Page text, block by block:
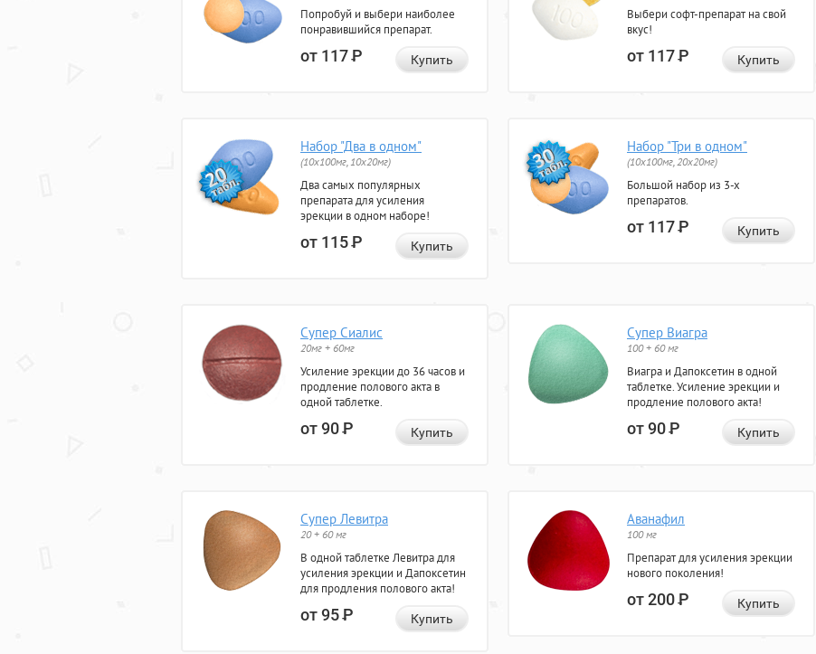
Попробуй и выбери наиболее
понравившийся препарат.
от 117Р Купить
Выбери софт-препарат на свой
вкус!
от 117Р Купить
Набор "Два в одном"
(10x100мг, 10x20мг)
Два самых популярных
препарата для усиления
эрекции в одном наборе!
от 115Р Купить
Набор "Три в одном"
(10x100мг, 20x20мг)
Большой набор из 3-х
препаратов.
от 117Р Купить
Супер Сиалис
20мг + 60мг
Усиление эрекции до 36 часов и
продление полового акта в
одной таблетке.
от 90Р Купить
Супер Виагра
100 + 60 мг
Виагра и Дапоксетин в одной
таблетке. Усиление эрекции и
продление полового акта!
от 90Р Купить
Супер Левитра
20 + 60 мг
В одной таблетке Левитра для
усиления эрекции и Дапоксетин
для продления полового акта!
от 95Р Купить
Аванафил
100 мг
Препарат для усиления эрекции
нового поколения!
от 200Р Купить